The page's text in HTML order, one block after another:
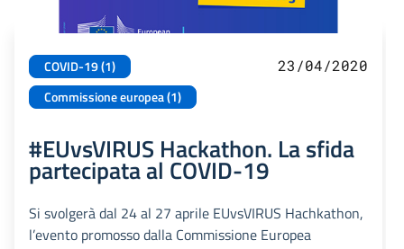
COVID-19 (1)
Commissione europea (1)
23/04/2020
#EUvsVIRUS Hackathon. La sfida
partecipata al COVID-19
Si svolgerà dal 24 al 27 aprile EUvsVIRUS Hachkathon,
l’evento promosso dalla Commissione Europea